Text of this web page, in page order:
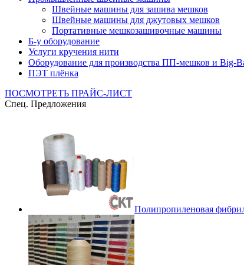
Швейные машины для зашива мешков
Швейные машины для джутовых мешков
Портативные мешкозашивочные машины
Б-у оборудование
Услуги кручения нити
Оборудование для производства ПП-мешков и Big-
ПЭТ плёнка
ПОСМОТРЕТЬ ПРАЙС-ЛИСТ
Спец. Предложения
Полипропиленовая